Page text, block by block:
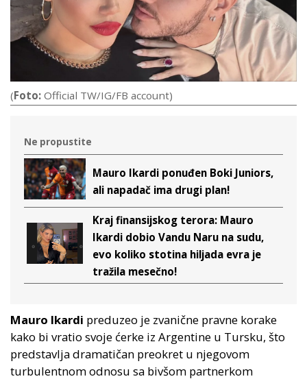
(Foto: Official TW/IG/FB account)
Ne propustite
Mauro Ikardi ponuđen Boki Juniors,
ali napadač ima drugi plan!
Kraj finansijskog terora: Mauro
Ikardi dobio Vandu Naru na sudu,
evo koliko stotina hiljada evra je
tražila mesečno!
Mauro Ikardi preduzeo je zvanične pravne korake
kako bi vratio svoje ćerke iz Argentine u Tursku, što
predstavlja dramatičan preokret u njegovom
turbulentnom odnosu sa bivšom partnerkom